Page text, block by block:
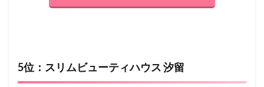
5位：スリムビューティハウス 汐留